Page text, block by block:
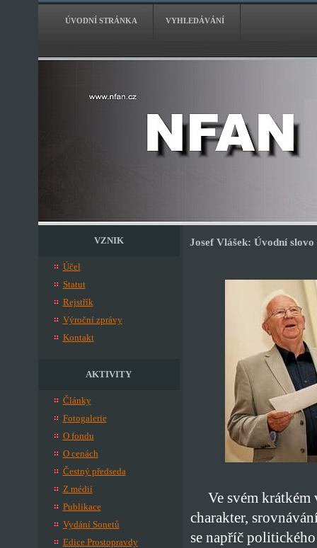
ÚVODNÍ STRÁNKA VYHLEDÁVÁNÍ
VZNIK
Účel
Statut
Rejstřík
Výroční zprávy
Kontakt
AKTIVITY
Články
Fotogalerie
O fondu
O cenách
Čestný předseda
Z médií
Publikace
Vydání Sonetů
Edice Prostopravdy
Josef Vlášek: Úvodní
Ve svém krátkém
charakter,
se napříč